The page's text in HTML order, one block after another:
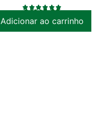
R$149.00
Adicionar ao carrinho